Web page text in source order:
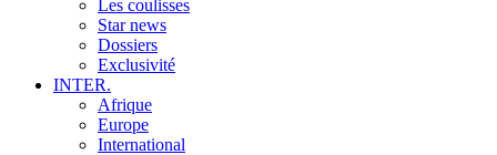
Les coulisses
Star news
Dossiers
Exclusivité
INTER.
Afrique
Europe
International